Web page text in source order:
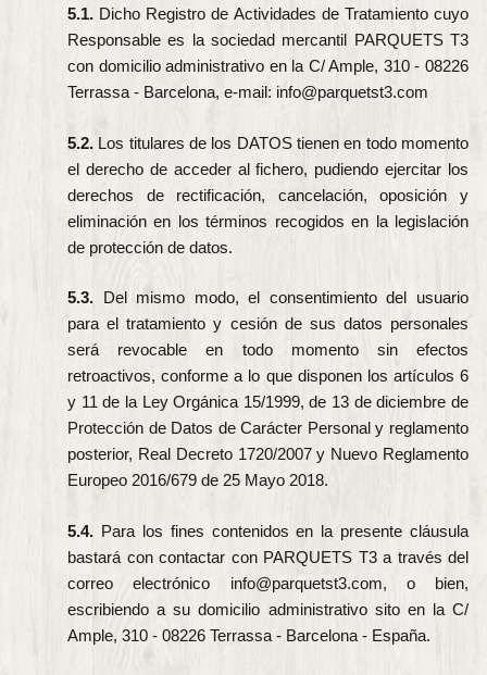
5.1. Dicho Registro de Actividades de Tratamiento cuyo
Responsable es la sociedad mercantil PARQUETS T3
con domicilio administrativo en la C/ Ample, 310 - 08226
Terrassa - Barcelona, e-mail: info@parquetst3.com
5.2. Los titulares de los DATOS tienen en todo momento
el derecho de acceder al fichero, pudiendo ejercitar los
derechos de rectificación, cancelación, oposición y
eliminación en los términos recogidos en la legislación
de protección de datos.
5.3. Del mismo modo, el consentimiento del usuario
para el tratamiento y cesión de sus datos personales
será revocable en todo momento sin efectos
retroactivos, conforme a lo que disponen los artículos 6
y 11 de la Ley Orgánica 15/1999, de 13 de diciembre de
Protección de Datos de Carácter Personal y reglamento
posterior, Real Decreto 1720/2007 y Nuevo Reglamento
Europeo 2016/679 de 25 Mayo 2018.
5.4. Para los fines contenidos en la presente cláusula
bastará con contactar con PARQUETS T3 a través del
correo electrónico info@parquetst3.com, o bien,
escribiendo a su domicilio administrativo sito en la C/
Ample, 310 - 08226 Terrassa - Barcelona - España.